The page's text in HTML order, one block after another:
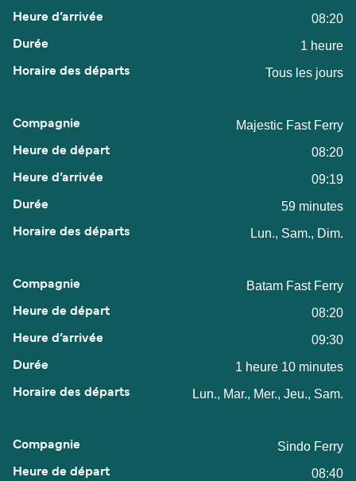
08:20
1 heure
Tous les jours
Majestic Fast Ferry
08:20
09:19
59 minutes
Lun., Sam., Dim.
Batam Fast Ferry
08:20
09:30
1 heure 10 minutes
Lun., Mar., Mer., Jeu., Sam.
Sindo Ferry
08:40